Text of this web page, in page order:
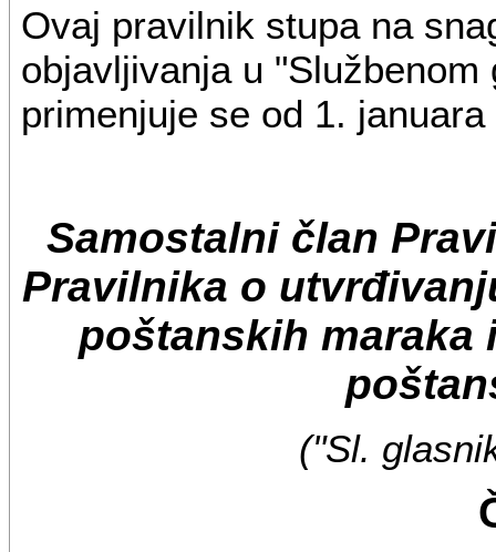
Ovaj pravilnik stupa na
objavljivanja u
primenjuje se od 1.
Samostalni član
Pravilnika o
poštanskih maraka
("Sl.